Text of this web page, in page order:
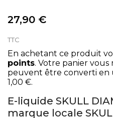
27,90 €
TTC
En achetant ce produit
points. Votre panier
peuvent être converti en
1,00 €.
E-liquide SKULL
marque locale